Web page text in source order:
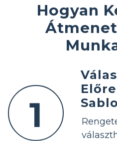
Hogyan
1